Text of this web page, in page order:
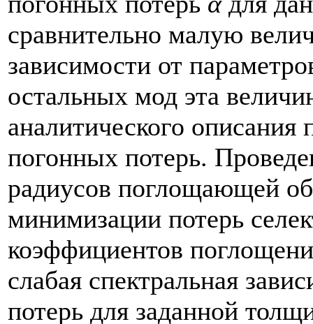
сравнительно малую
зависимости от
остальных мод эта
аналитического
погонных потерь.
радиусов поглощающей
минимизации потерь
коэффициентов
слабая спектральная
потерь для заданной